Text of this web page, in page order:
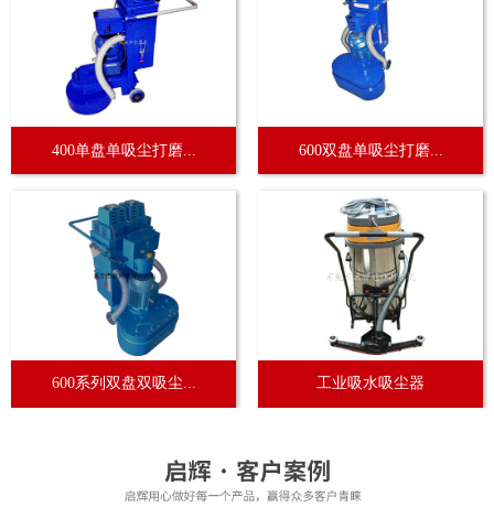
400单盘单吸尘打磨... 600双盘单吸尘打磨...
600系列双盘双吸尘... 工业吸水吸尘器